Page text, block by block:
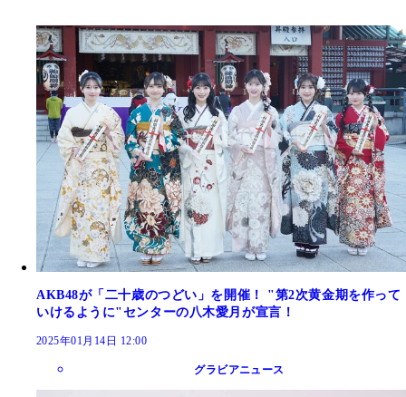
AKB48が「二十歳のつどい」を開催！ "第2次黄金期を作って
いけるように"センターの八木愛月が宣言！
2025年01月14日 12:00
グラビアニュース